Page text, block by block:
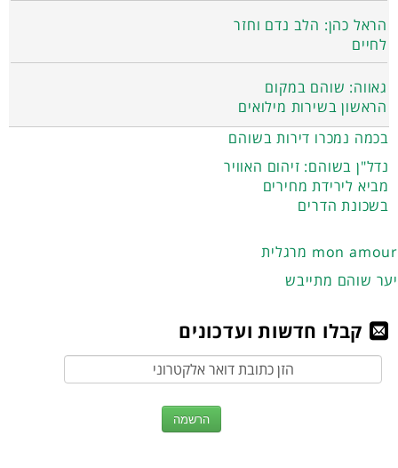
הראל כהן: הלב נדם וחזר
לחיים
גאווה: שוהם במקום
הראשון בשירות מילואים
בכמה נמכרו דירות בשוהם
נדל"ן בשוהם: זיהום האוויר
מביא לירידת מחירים
בשכונת הדרים
מרגלית mon amour
יער שוהם מתייבש
קבלו חדשות ועדכונים